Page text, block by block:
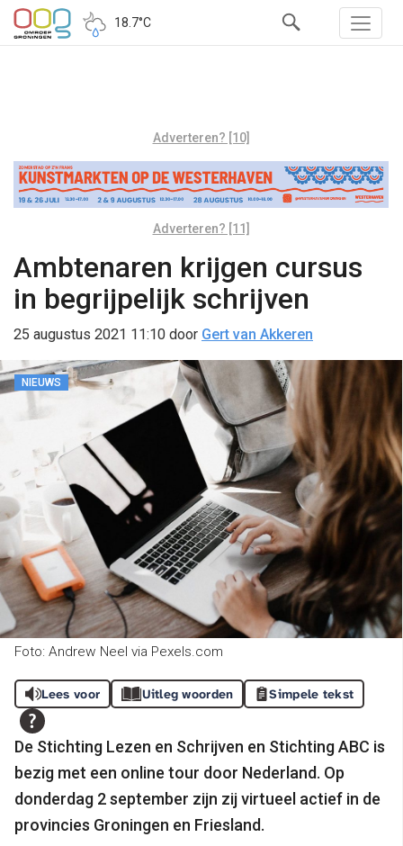
18.7°C
Adverteren? [10]
Adverteren? [11]
Ambtenaren krijgen cursus
in begrijpelijk schrijven
25 augustus 2021 11:10 door Gert van Akkeren
NIEUWS
Foto: Andrew Neel via Pexels.com
Lees voor Uitleg woorden Simpele tekst
De Stichting Lezen en Schrijven en Stichting ABC is
bezig met een online tour door Nederland. Op
donderdag 2 september zijn zij virtueel actief in de
provincies Groningen en Friesland.